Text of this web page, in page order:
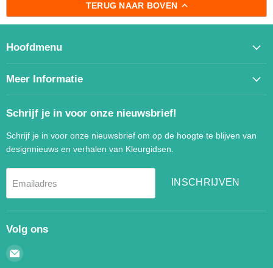
TERUG NAAR BOVEN
Hoofdmenu
Meer Informatie
Schrijf je in voor onze nieuwsbrief!
Schrijf je in voor onze nieuwsbrief om op de hoogte te blijven van
designnieuws en verhalen van Kleurgidsen.
Emailadres INSCHRIJVEN
Volg ons
Email